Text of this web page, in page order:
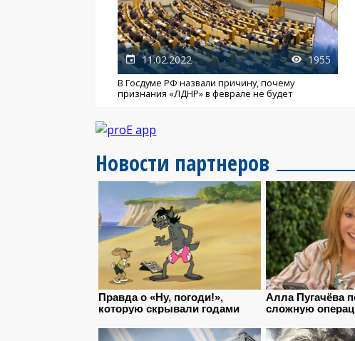
11.02.2022 1955
В Госдуме РФ назвали причину, почему
признания «ЛДНР» в феврале не будет
Новости партнеров